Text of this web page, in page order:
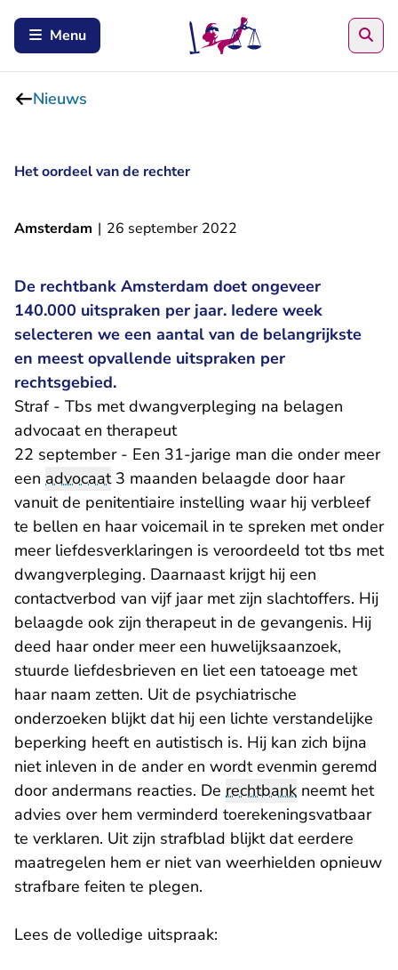
Menu
Nieuws
Het oordeel van de rechter
Amsterdam | 26 september 2022
De rechtbank Amsterdam doet ongeveer
140.000 uitspraken per jaar. Iedere week
selecteren we een aantal van de belangrijkste
en meest opvallende uitspraken per
rechtsgebied.
Straf - Tbs met dwangverpleging na belagen
advocaat en therapeut
22 september - Een 31-jarige man die onder meer
een advocaat3 maanden belaagde door haar
vanuit de penitentiaire instelling waar hij verbleef
te bellen en haar voicemail in te spreken met onder
meer liefdesverklaringen is veroordeeld tot tbs met
dwangverpleging. Daarnaast krijgt hij een
contactverbod van vijf jaar met zijn slachtoffers. Hij
belaagde ook zijn therapeut in de gevangenis. Hij
deed haar onder meer een huwelijksaanzoek,
stuurde liefdesbrieven en liet een tatoeage met
haar naam zetten. Uit de psychiatrische
onderzoeken blijkt dat hij een lichte verstandelijke
beperking heeft en autistisch is. Hij kan zich bijna
niet inleven in de ander en wordt evenmin geremd
door andermans reacties. De rechtbank neemt het
advies over hem verminderd toerekeningsvatbaar
te verklaren. Uit zijn strafblad blijkt dat eerdere
maatregelen hem er niet van weerhielden opnieuw
strafbare feiten te plegen.
Lees de volledige uitspraak: